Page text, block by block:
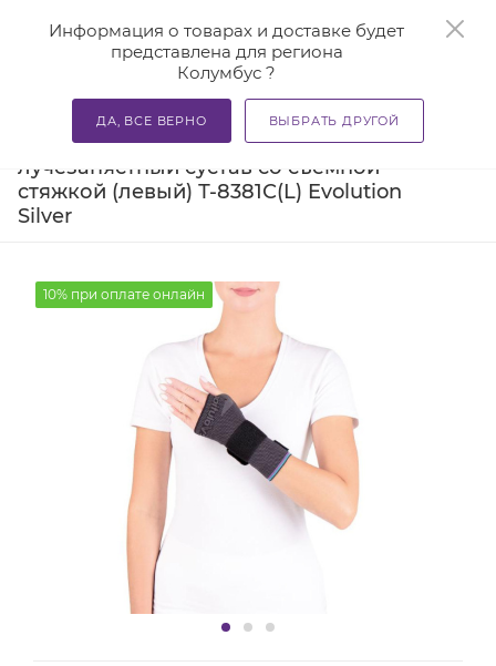
Информация о товарах и доставке будет
представлена для региона
Колумбус ?
ДА, ВСЕ ВЕРНО ВЫБРАТЬ ДРУГОЙ
Главная — Каталог — Бандажи и корсеты — Ортезы и
Бандаж компрессионный на
лучезапястный сустав со съемной
стяжкой (левый) Т-8381С(L) Evolution
Silver
10% при оплате онлайн